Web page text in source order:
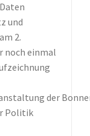
und
2.
noch einmal
der
Politik